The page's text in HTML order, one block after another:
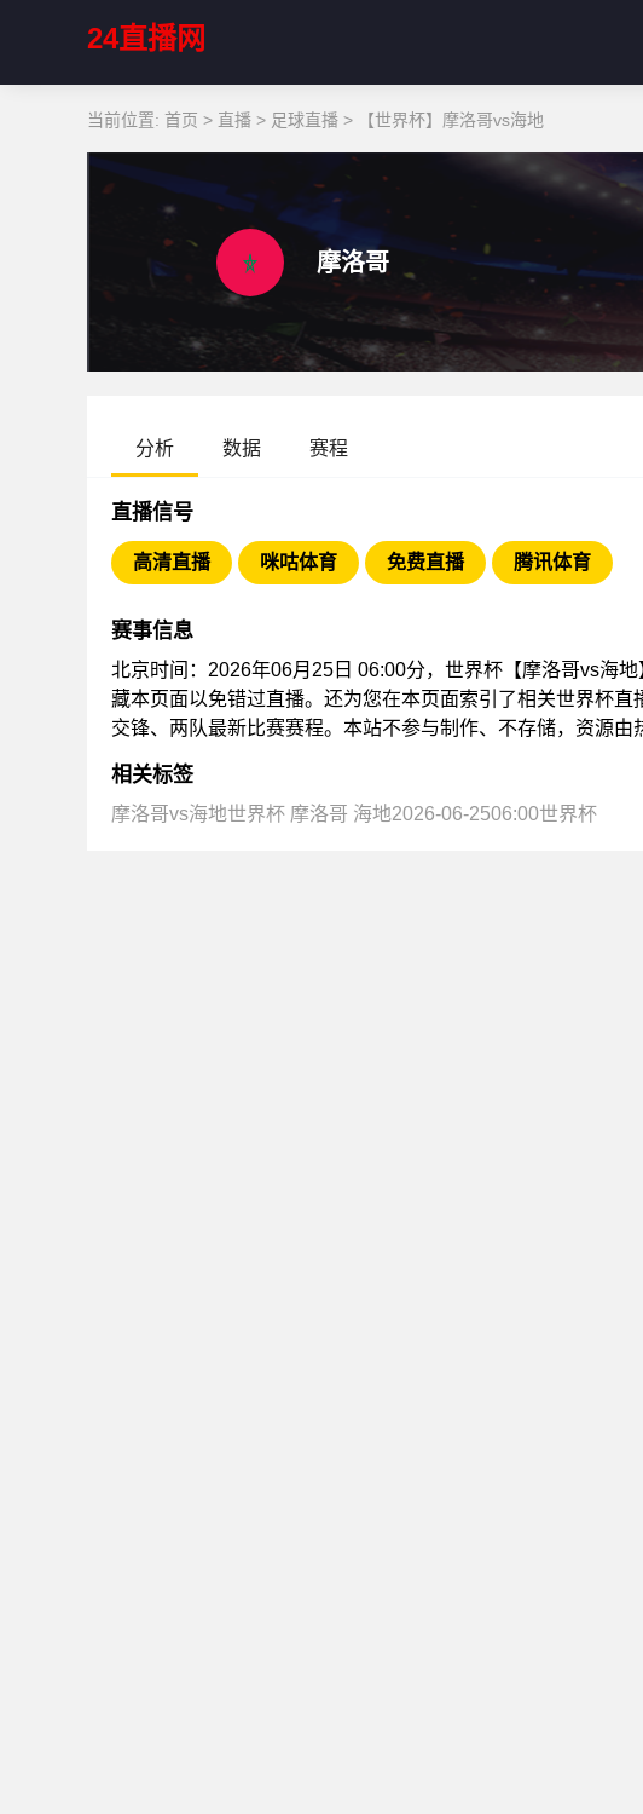
24直播网
当前位置: 首页 > 直播 > 足球直播 > 【世界杯】摩洛哥vs海地
摩洛哥
分析 数据 赛程
直播信号
高清直播 咪咕体育 免费直播 腾讯体育
赛事信息
北京时间：2026年06月25日 06:00分，世界杯【摩洛哥vs海
藏本页面以免错过直播。还为您在本页面索引了相关世界杯
交锋、两队最新比赛赛程。本站不参与制作、不存储，资源由
相关标签
摩洛哥vs海地世界杯 摩洛哥 海地2026-06-2506:00世界杯